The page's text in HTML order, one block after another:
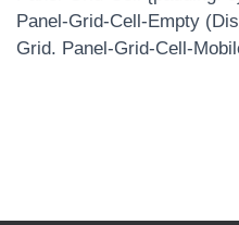
Panel-Grid-Cell-Empty
Grid. Panel-Grid-Cell-